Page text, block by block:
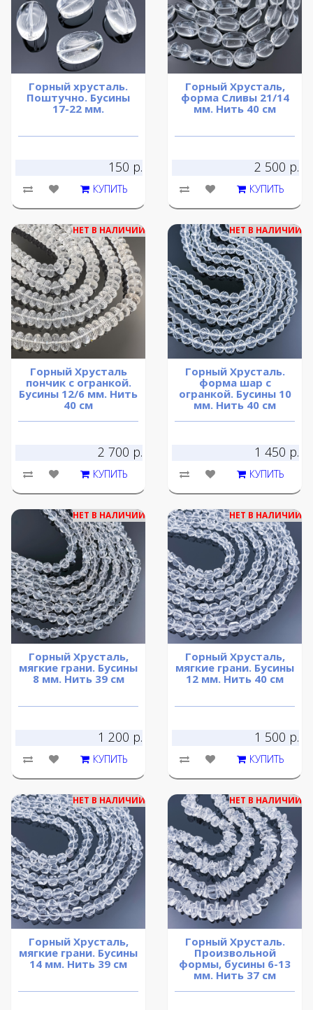
Горный хрусталь.
Поштучно. Бусины
17-22 мм.
150 р.
КУПИТЬ
Горный Хрусталь,
форма Сливы 21/14
мм. Нить 40 см
2 500 р.
КУПИТЬ
НЕТ В НАЛИЧИИ
Горный Хрусталь
пончик с огранкой.
Бусины 12/6 мм. Нить
40 см
2 700 р.
КУПИТЬ
НЕТ В НАЛИЧИИ
Горный Хрусталь.
форма шар с
огранкой. Бусины 10
мм. Нить 40 см
1 450 р.
КУПИТЬ
НЕТ В НАЛИЧИИ
Горный Хрусталь,
мягкие грани. Бусины
8 мм. Нить 39 см
1 200 р.
КУПИТЬ
НЕТ В НАЛИЧИИ
Горный Хрусталь,
мягкие грани. Бусины
12 мм. Нить 40 см
1 500 р.
КУПИТЬ
НЕТ В НАЛИЧИИ
Горный Хрусталь,
мягкие грани. Бусины
14 мм. Нить 39 см
НЕТ В НАЛИЧИИ
Горный Хрусталь.
Произвольной
формы, бусины 6-13
мм. Нить 37 см